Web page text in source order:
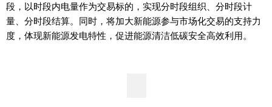
段，以时段内电量作为交易标的，实现分时段组织、分时段计
量、分时段结算。同时，将加大新能源参与市场化交易的支持力
度，体现新能源发电特性，促进能源清洁低碳安全高效利用。